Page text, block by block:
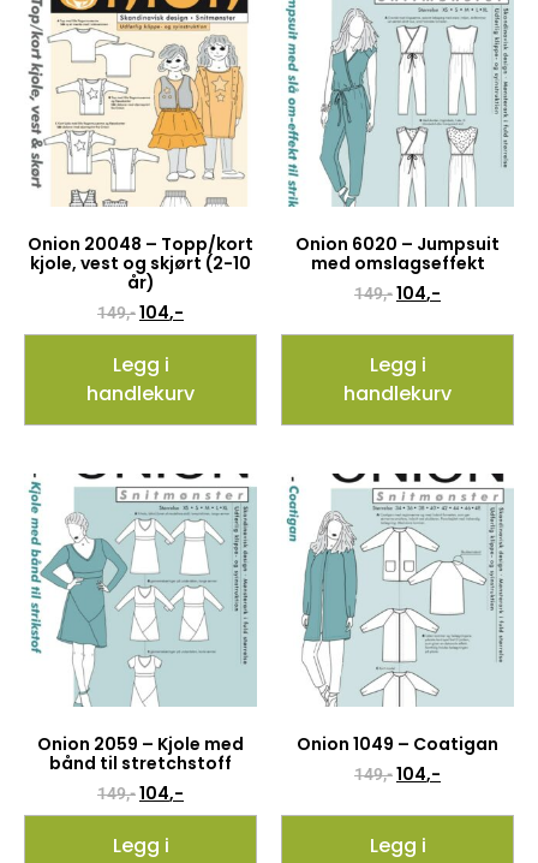
Onion 20048 – Topp/kort
kjole, vest og skjørt (2-10
år)
149,-104,-
Legg i
handlekurv
Onion 6020 – Jumpsuit
med omslagseffekt
149,-104,-
Legg i
handlekurv
Onion 2059 – Kjole med
bånd til stretchstoff
149,-104,-
Legg i
Onion 1049 – Coatigan
149,-104,-
Legg i